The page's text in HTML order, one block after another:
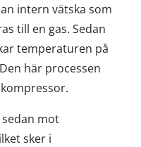
intern vätska som
till en gas. Sedan
temperaturen på
här processen
mot
sker i